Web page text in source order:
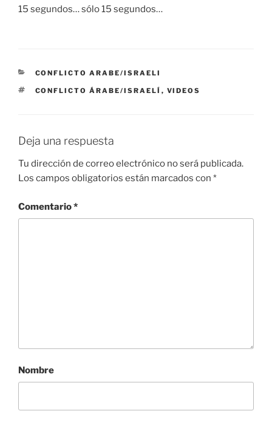
15 segundos… sólo 15 segundos…
CATEGORÍAS
CONFLICTO ARABE/ISRAELI
ETIQUETAS
CONFLICTO ÁRABE/ISRAELÍ , VIDEOS
Deja una respuesta
Tu dirección de correo electrónico no será publicada.
Los campos obligatorios están marcados con *
Comentario*
Nombre